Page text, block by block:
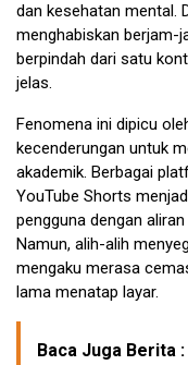
dan kesehatan mental.
menghabiskan berjam-
berpindah dari satu
jelas.
Fenomena ini dipicu
kecenderungan untuk
akademik. Berbagai
YouTube Shorts
pengguna dengan
Namun, alih-alih
mengaku merasa
lama menatap layar.
Baca Juga Berita :